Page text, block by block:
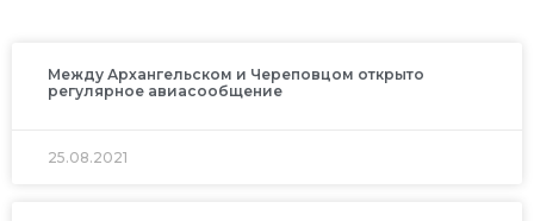
Между Архангельском и Череповцом открыто
регулярное авиасообщение
25.08.2021